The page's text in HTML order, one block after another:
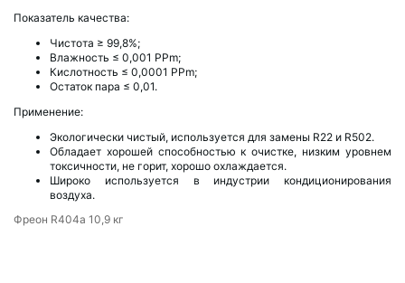
Показатель качества:
Чистота ≥ 99,8%;
Влажность ≤ 0,001 PPm;
Кислотность ≤ 0,0001 PPm;
Остаток пара ≤ 0,01.
Применение:
Экологически чистый, используется для замены R22 и R502.
Обладает хорошей способностью к очистке, низким уровнем
токсичности, не горит, хорошо охлаждается.
Широко используется в индустрии кондиционирования
воздуха.
Фреон R404a 10,9 кг